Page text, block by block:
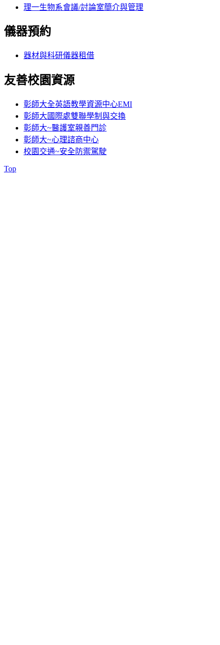
理一生物系會議/討論室簡介與管理
儀器預約
器材與科研儀器租借
友善校園資源
彰師大全英語教學資源中心EMI
彰師大國際處雙聯學制與交換
彰師大~醫護室親善門診
彰師大~心理諮商中心
校園交通~安全防禦駕駛
Top